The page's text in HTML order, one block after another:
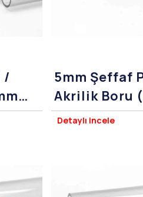
/
5mm Şeffaf
Akrilik Boru
Çap)
Detaylı incele